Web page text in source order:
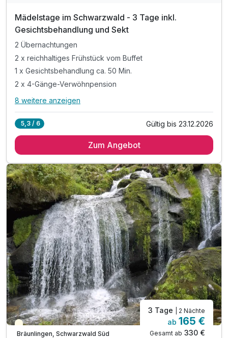
Mädelstage im Schwarzwald - 3 Tage inkl.
Gesichtsbehandlung und Sekt
2 Übernachtungen
2 x reichhaltiges Frühstück vom Buffet
1 x Gesichtsbehandlung ca. 50 Min.
2 x 4-Gänge-Verwöhnpension
Alle Inklusivleistungen
2 x reichhaltiges Frühstück vom Buffet
2 x 4-Gänge-Verwöhnpension
1 x Flasche Sekt zur Begrüßung auf dem Zimmer
2 x Buffet am Nachmittag oder Lunchpaket*
1 x Schlummertrunk nach dem Abendessen
inkl. Entspannen in unserem Wellnessbereich
inkl. kuscheliger Leih-Bademantel & Saunatuch
inkl. KONUS-Gästekarte für den ÖPNV
inkl. Parkplatz mit E-Ladesäule
inkl. WLAN
8 weitere anzeigen
5,3 / 6 Gültig bis 23.12.2026
Zum Angebot
Teilweise ausgelastet
Bräunlingen, Schwarzwald Süd
3 Tage | 2 Nächte
ab 165 €
Gesamt ab 330 €